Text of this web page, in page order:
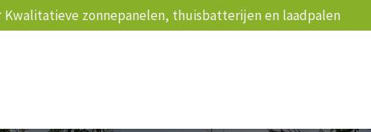
Kwalitatieve zonnepanelen, thuisbatterijen en laadpalen